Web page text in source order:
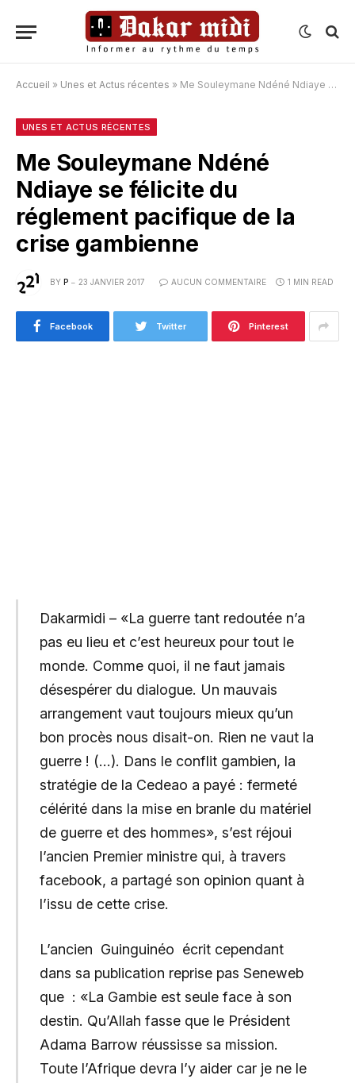
Accueil » Unes et Actus récentes » Me Souleymane Ndéné Ndiaye se félicite du réglement pacifique de la crise gambienne
UNES ET ACTUS RÉCENTES
Me Souleymane Ndéné
Ndiaye se félicite du
réglement pacifique de la
crise gambienne
BY P 23 JANVIER 2017 AUCUN COMMENTAIRE 1 MIN READ
Facebook Twitter Pinterest
Dakarmidi – «La guerre tant redoutée n’a
pas eu lieu et c’est heureux pour tout le
monde. Comme quoi, il ne faut jamais
désespérer du dialogue. Un mauvais
arrangement vaut toujours mieux qu’un
bon procès nous disait-on. Rien ne vaut la
guerre ! (…). Dans le conflit gambien, la
stratégie de la Cedeao a payé : fermeté
célérité dans la mise en branle du matériel
de guerre et des hommes», s’est réjoui
l’ancien Premier ministre qui, à travers
facebook, a partagé son opinion quant à
l’issu de cette crise.
L’ancien Guinguinéo écrit cependant
dans sa publication reprise pas Seneweb
que : «La Gambie est seule face à son
destin. Qu’Allah fasse que le Président
Adama Barrow réussisse sa mission.
Toute l’Afrique devra l’y aider car je ne le